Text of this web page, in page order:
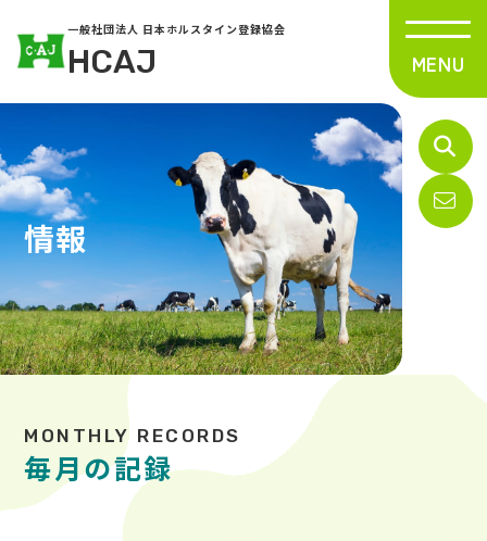
一般社団法人 日本ホルスタイン登録協会
HCAJ
情報
毎月の記録